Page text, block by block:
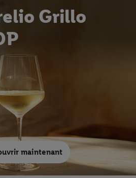
maintenant
Grillo